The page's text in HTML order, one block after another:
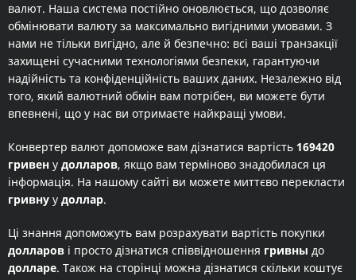
валют. Наша система постійно оновлюється, що дозволяє
обмінювати валюту за максимально вигідними умовами. З
нами не тільки вигідно, але й безпечно: всі ваші транзакції
захищені сучасними технологіями безпеки, гарантуючи
надійність та конфіденційність ваших даних. Незалежно від
того, який валютний обмін вам потрібен, ви можете бути
впевнені, що у нас ви отримаєте найкращі умови.
Конвертер валют допоможе вам дізнатися вартість 169420
гривен у долларов, якщо вам терміново знадобилася ця
інформація. На нашому сайті ви можете миттєво перекласти
гривну у доллар.
Ці знання допоможуть вам розрахувати вартість покупки
долларов і просто дізнатися співвідношення гривны до
долларе. Також на сторінці можна дізнатися скільки коштує